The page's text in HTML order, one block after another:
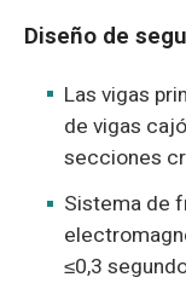
Diseño de
Las vigas
de vigas
secciones
Sistema de
≤0,3